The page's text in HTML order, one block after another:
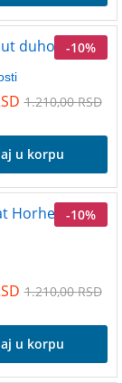
-10%
1.210,00RSD
u korpu
-10%
1.210,00RSD
u korpu